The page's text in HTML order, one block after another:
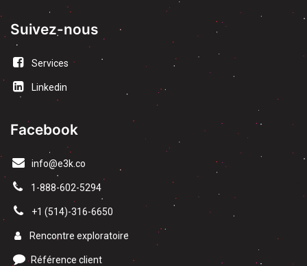
Facebook
info@e3k.co
1-888-602-5294
​+1 (514)-316-6650
Rencontre exploratoire
Référence client
Suivez-nous
Services
Linkedin